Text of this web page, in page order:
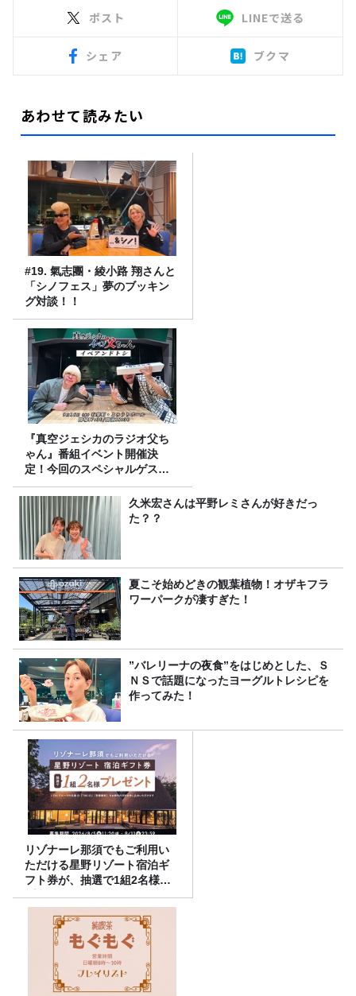
ポスト LINEで送る
シェア ブクマ
あわせて読みたい
#19. 氣志團・綾小路 翔さんと
「シノフェス」夢のブッキン
グ対談！！
『真空ジェシカのラジオ父ち
ゃん』番組イベント開催決
定！今回のスペシャルゲスト
は、タカアンドトシ！
久米宏さんは平野レミさんが好きだっ
た？？
夏こそ始めどきの観葉植物！オザキフラ
ワーパークが凄すぎた！
”バレリーナの夜食”をはじめとした、Ｓ
ＮＳで話題になったヨーグルトレシピを
作ってみた！
リゾナーレ那須でもご利用い
ただける星野リゾート宿泊ギ
フト券が、抽選で1組2名様に
プレゼント！